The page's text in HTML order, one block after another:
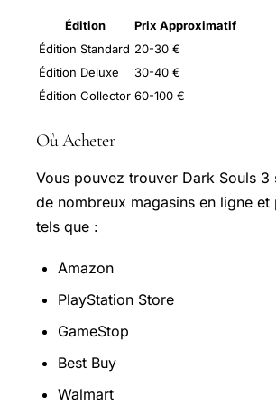
Édition
Prix Approximatif
Édition Standard 20-30 €
Édition Deluxe
30-40 €
Édition Collector 60-100 €
Où Acheter
Vous pouvez trouver Dark Souls 3
de nombreux magasins en ligne et
tels que :
Amazon
PlayStation Store
GameStop
Best Buy
Walmart